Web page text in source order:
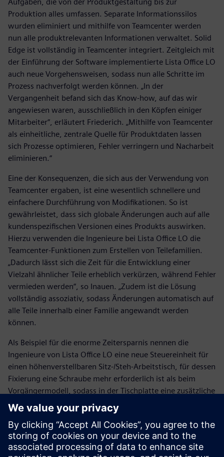
Produktion alles umfassen. Separate Informationssilos
wurden eliminiert und mithilfe von Teamcenter werden
nun alle produktrelevanten Informationen verwaltet. Solid
Edge ist vollständig in Teamcenter integriert. Zeitgleich mit
der Einführung der Software implementierte Lista Office LO
auch neue Vorgehensweisen, sodass nun alle Schritte im
Prozess nachverfolgt werden können. „In der
Vergangenheit befand sich das Know-how, auf das wir
angewiesen waren, ausschließlich in den Köpfen einiger
Mitarbeiter“, erläutert Friederich. „Mithilfe von Teamcenter
als einheitliche, zentrale Quelle für Produktdaten lassen
sich Prozesse optimieren, Fehler verringern und Nacharbeit
eliminieren.“
Eine der Konsequenzen, die sich aus der Verwendung von
Teamcenter ergaben, ist eine wesentlich schnellere und
einfachere Durchführung von Modifikationen. So ist
gewährleistet, dass sich globale Änderungen auch auf alle
kundenspezifischen Versionen eines Produkts auswirken.
Hierzu verwenden die Ingenieure bei Lista Office LO die
Teamcenter-Funktionen zum Erstellen von Teilefamilien.
„Dadurch lässt sich die Zeit für die Entwicklung einer
Vielzahl ähnlicher Teile erheblich verkürzen, während Fehler
vermieden werden“, so Inauen. „Zudem ist die Lösung
vollständig assoziativ, sodass Änderungen automatisch auf
alle Teile innerhalb einer Familie angewandt werden
können.
Als Beispiel für die enorme Zeitersparnis nennen die
Ingenieure von Lista Office LO eine neue Steuereinheit für
einen höhenverstellbaren Sitz-/Steh-Arbeitstisch, für dessen
Fixierung eine Schraube mehr erforderlich ist als beim
Vorgängermodell, sodass in der Tischplatte eine zusätzliche
Bohrung erforderlich war. „Da wir diese zusätzliche
Bohrung in jeder einzelnen Variante dieses Modells
hinzufügen mussten, waren zwei Mitarbeiter mehr als zwei
Wochen damit beschäftigt“, erläutert Marc Esser,
Teamcenter-Administrator und Designingenieur bei Lista